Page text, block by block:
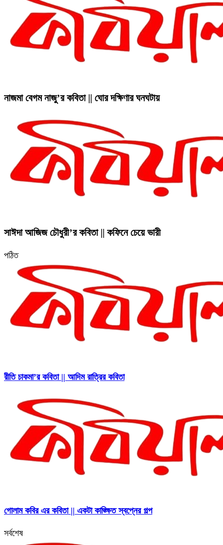
নাজমা বেগম নাজু’র কবিতা || ঘোর দক্ষিণার ঘনঘটায়
সাঈদা আজিজ চৌধুরী’র কবিতা || কফিনে চেয়ে ভারী
পঠিত
রীতি চাকমা’র কবিতা || আদিম রাত্রির কবিতা
গোলাম কবির এর কবিতা || একটা কাঙ্ক্ষিত স্বপ্নের গল্প
সর্বশেষ